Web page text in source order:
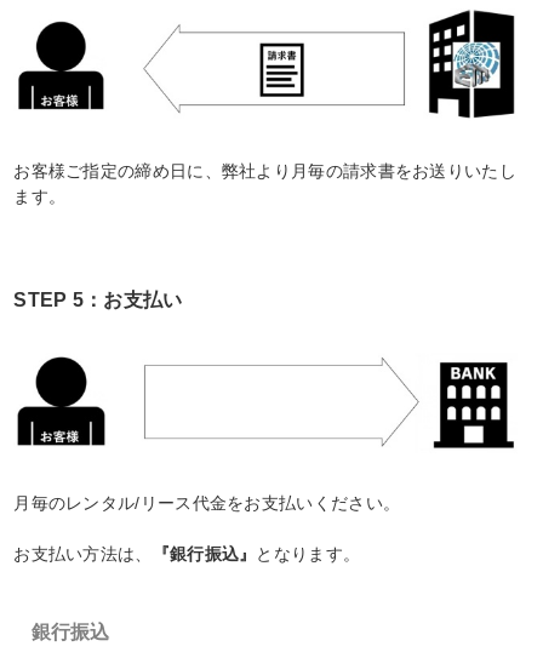
お客様ご指定の締め日に、弊社より月毎の請求書をお送りいたし
ます。
STEP 5：お支払い
月毎のレンタル/リース代金をお支払いください。
お支払い方法は、 『銀行振込』 となります。
銀行振込